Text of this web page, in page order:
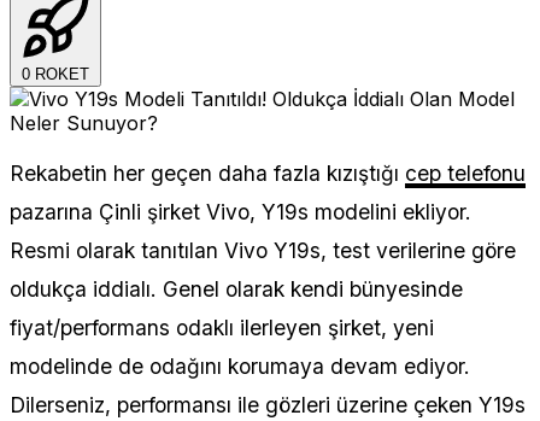
0 ROKET
Rekabetin her geçen daha fazla kızıştığı cep telefonu
pazarına Çinli şirket Vivo, Y19s modelini ekliyor.
Resmi olarak tanıtılan Vivo Y19s, test verilerine göre
oldukça iddialı. Genel olarak kendi bünyesinde
fiyat/performans odaklı ilerleyen şirket, yeni
modelinde de odağını korumaya devam ediyor.
Dilerseniz, performansı ile gözleri üzerine çeken Y19s